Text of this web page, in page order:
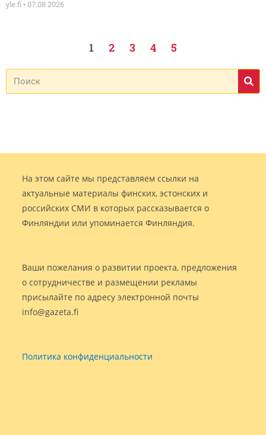
yle.fi 07.08.2026
1 2 3 4 5
На этом сайте мы представляем ссылки на
актуальные материалы финских, эстонских и
российских СМИ в которых рассказывается о
Финляндии или упоминается Финляндия.
Ваши пожелания о развитии проекта, предложения
о сотрудничестве и размещении рекламы
присылайте по адресу электронной почты
info@gazeta.fi
Политика конфиденциальности